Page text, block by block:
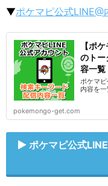
▼ポケマピ公式
【ポ
のトー
容一覧
ポケマ
内容を
pokemongo-get.com
ポケマピ公式